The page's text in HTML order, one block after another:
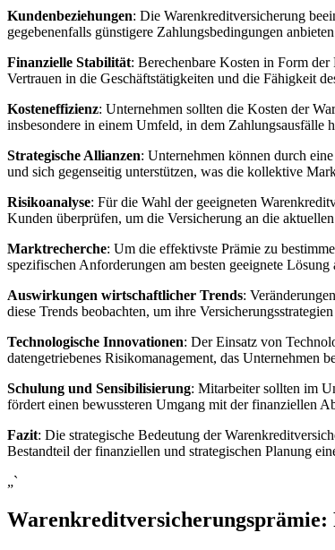
Kundenbeziehungen: Die Warenkreditversicherung
gegebenenfalls⁣ günstigere​ Zahlungsbedingungen
Finanzielle Stabilität: ⁢Berechenbare ​Kosten in Form
Vertrauen in die Geschäftstätigkeiten und die Fähigkeit
Kosteneffizienz: Unternehmen ⁣sollten die ⁣Kosten‍ der
insbesondere in einem Umfeld, in dem ‌Zahlungsausfälle
Strategische Allianzen: Unternehmen können durch
und sich gegenseitig unterstützen, was die kollektive
Risikoanalyse: ​Für die‌ Wahl der geeigneten
Kunden ‍überprüfen, um⁢ die ‍Versicherung an die
Marktrecherche: ⁤Um die effektivste Prämie zu
⁤spezifischen Anforderungen am besten geeignete‌ Lösung
Auswirkungen wirtschaftlicher Trends:​
diese Trends beobachten, um ihre
Technologische Innovationen: Der Einsatz von
datengetriebenes Risikomanagement, das Unternehmen
Schulung ‍und Sensibilisierung: Mitarbeiter⁤ sollten im
fördert einen‍ bewussteren Umgang‌ mit der finanziellen
Fazit: Die strategische Bedeutung der‍
Bestandteil der finanziellen und strategischen Planung
„`